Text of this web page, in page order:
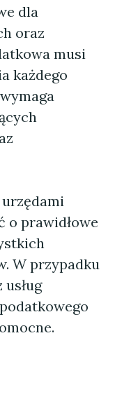
dla
oraz
musi
każdego
o prawidłowe
W przypadku